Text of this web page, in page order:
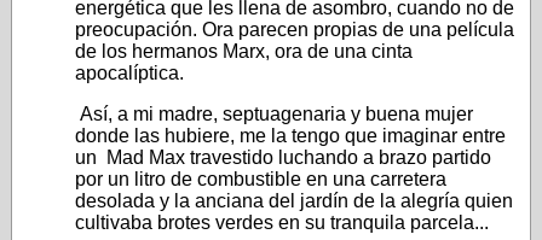
energética que les llena de asombro, cuando no de
preocupación. Ora parecen propias de una película
de los hermanos Marx, ora de una cinta
apocalíptica.
Así, a mi madre, septuagenaria y buena mujer
donde las hubiere, me la tengo que imaginar entre
un Mad Max travestido luchando a brazo partido
por un litro de combustible en una carretera
desolada y la anciana del jardín de la alegría quien
cultivaba brotes verdes en su tranquila parcela...